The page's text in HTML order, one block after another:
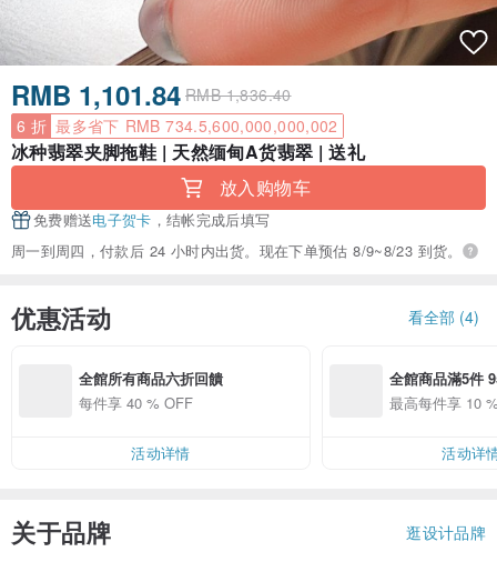
RMB 1,101.84 RMB 1,836.40
6 折 最多省下 RMB 734.5,600,000,000,002
冰种翡翠夹脚拖鞋 | 天然缅甸A货翡翠 | 送礼
放入购物车
免费赠送电子贺卡 ，结帐完成后填写
周一到周四，付款后 24 小时内出货。现在下单预估 8/9~8/23 到货。
优惠活动 看全部 (4)
全館所有商品六折回饋
每件享 40 % OFF
活动详情
全館商品滿5件
折優惠
最高每件享 10
活动详
关于品牌 逛设计品牌